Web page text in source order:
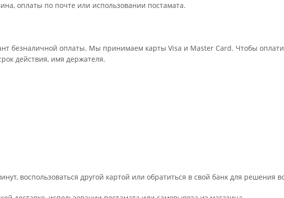
оплаты по почте или использовании постамата.
безналичной оплаты. Мы принимаем карты Visa и Master Card. Чтобы
действия, имя держателя.
воспользоваться другой картой или обратиться в свой банк для решения